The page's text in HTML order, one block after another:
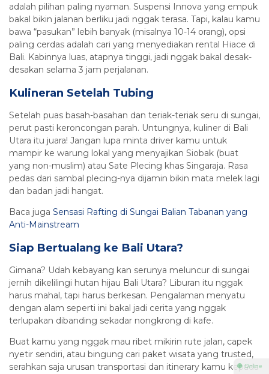
adalah pilihan paling nyaman. Suspensi Innova yang empuk
bakal bikin jalanan berliku jadi nggak terasa. Tapi, kalau kamu
bawa “pasukan” lebih banyak (misalnya 10-14 orang), opsi
paling cerdas adalah cari yang menyediakan rental Hiace di
Bali. Kabinnya luas, atapnya tinggi, jadi nggak bakal desak-
desakan selama 3 jam perjalanan.
Kulineran Setelah Tubing
Setelah puas basah-basahan dan teriak-teriak seru di sungai,
perut pasti keroncongan parah. Untungnya, kuliner di Bali
Utara itu juara! Jangan lupa minta driver kamu untuk
mampir ke warung lokal yang menyajikan Siobak (buat
yang non-muslim) atau Sate Plecing khas Singaraja. Rasa
pedas dari sambal plecing-nya dijamin bikin mata melek lagi
dan badan jadi hangat.
Baca juga Sensasi Rafting di Sungai Balian Tabanan yang
Anti-Mainstream
Siap Bertualang ke Bali Utara?
Gimana? Udah kebayang kan serunya meluncur di sungai
jernih dikelilingi hutan hijau Bali Utara? Liburan itu nggak
harus mahal, tapi harus berkesan. Pengalaman menyatu
dengan alam seperti ini bakal jadi cerita yang nggak
terlupakan dibanding sekadar nongkrong di kafe.
Buat kamu yang nggak mau ribet mikirin rute jalan, capek
nyetir sendiri, atau bingung cari paket wisata yang trusted,
serahkan saja urusan transportasi dan itinerary kamu kepada
⚫ Online